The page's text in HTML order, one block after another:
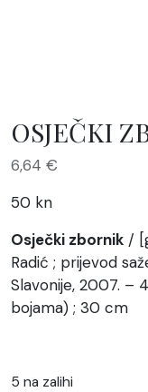
OSJEČKI
6,64 €
50 kn
Osječki zbornik /
Radić ; prijevod
Slavonije, 2007. –
bojama) ; 30 cm
5 na zalihi